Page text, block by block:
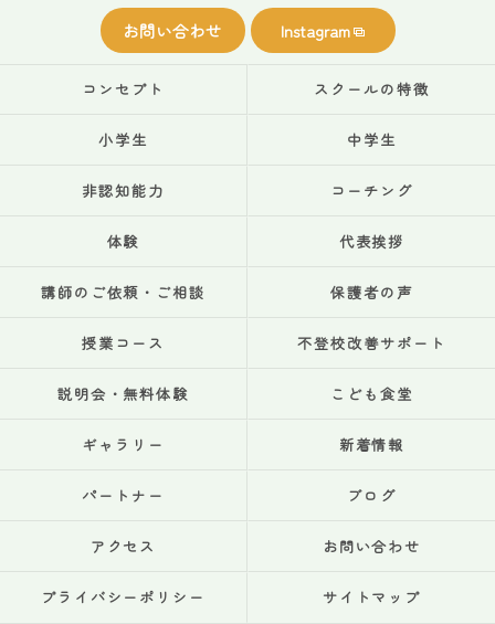
お問い合わせ Instagram
コンセプト スクールの特徴
小学生 中学生
非認知能力 コーチング
体験 代表挨拶
講師のご依頼・ご相談 保護者の声
授業コース 不登校改善サポート
説明会・無料体験 こども食堂
ギャラリー 新着情報
パートナー ブログ
アクセス お問い合わせ
プライバシーポリシー サイトマップ